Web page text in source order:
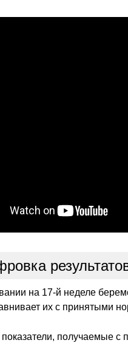
на 17-й неделе
их с принятыми
получаемые